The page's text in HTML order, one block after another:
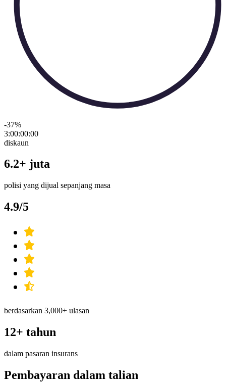
-37%
3:00:00:00
diskaun
6.2+ juta
polisi yang dijual sepanjang masa
4.9/5
berdasarkan 3,000+ ulasan
12+ tahun
dalam pasaran insurans
Pembayaran dalam talian